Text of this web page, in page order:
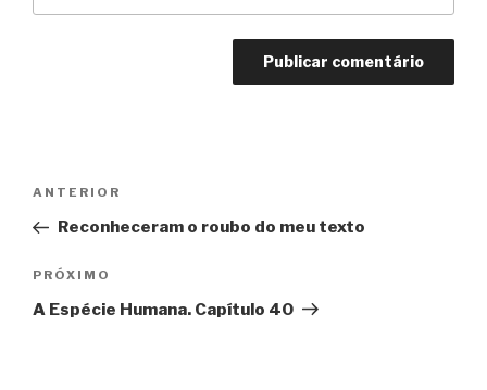
Post
Anterior
ANTERIOR
Reconheceram o roubo do meu texto
Próximo
PRÓXIMO
A Espécie Humana. Capítulo 40